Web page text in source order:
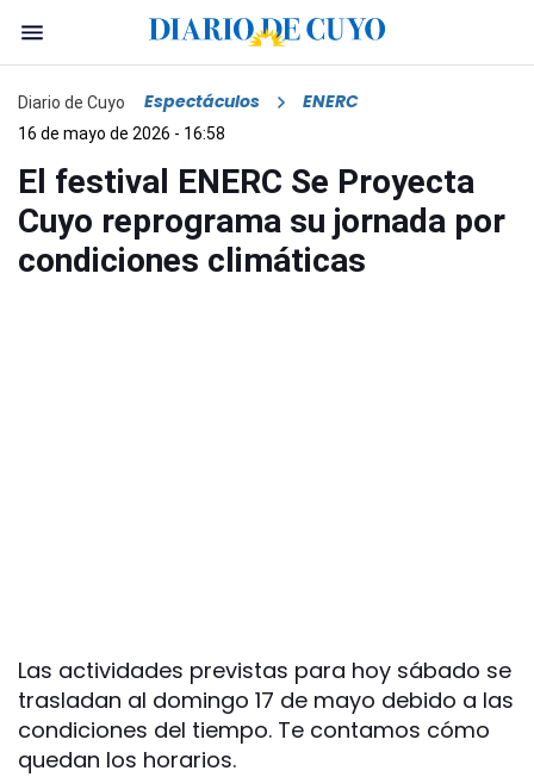
Diario de Cuyo Espectáculos ENERC
16 de mayo de 2026 - 16:58
El festival ENERC Se Proyecta
Cuyo reprograma su jornada por
condiciones climáticas
Las actividades previstas para hoy sábado se
trasladan al domingo 17 de mayo debido a las
condiciones del tiempo. Te contamos cómo
quedan los horarios.